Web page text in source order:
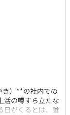
）**の社内での
活の噂すら立たな
日がくるとは、誰